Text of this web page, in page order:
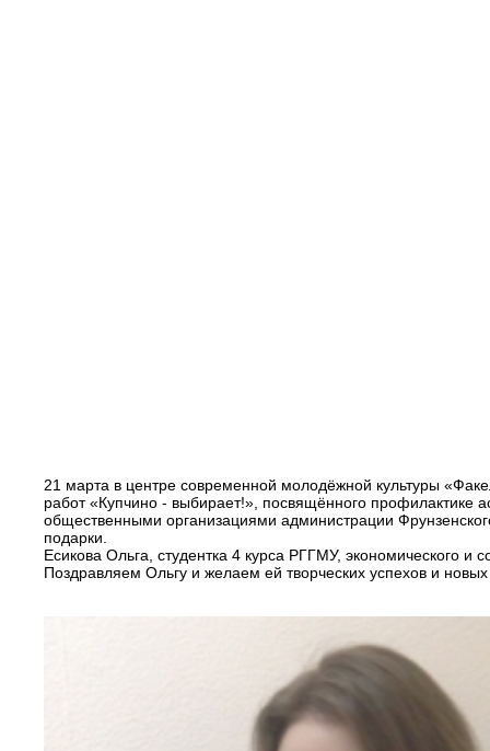
21 марта в центре современной молодёжной культуры
работ «Купчино - выбирает!», посвящённого профилактике
общественными организациями администрации
подарки.
Есикова Ольга, студентка 4 курса РГГМУ, экономического и
Поздравляем Ольгу и желаем ей творческих успехов и